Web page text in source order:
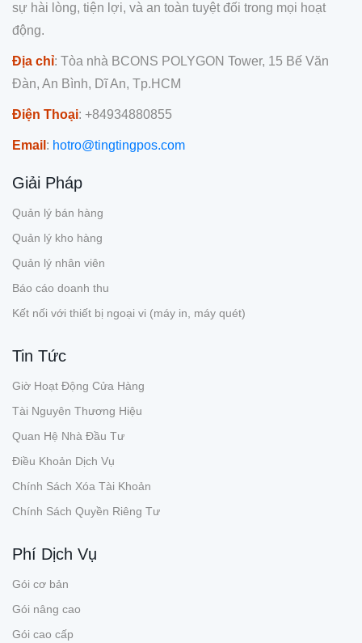
sự hài lòng, tiện lợi, và an toàn tuyệt đối trong mọi hoạt
động.
Địa chỉ: Tòa nhà BCONS POLYGON Tower, 15 Bế Văn
Đàn, An Bình, Dĩ An, Tp.HCM
Điện Thoại: +84934880855
Email : hotro@tingtingpos.com
Giải Pháp
Quản lý bán hàng
Quản lý kho hàng
Quản lý nhân viên
Báo cáo doanh thu
Kết nối với thiết bị ngoại vi (máy in, máy quét)
Tin Tức
Giờ Hoạt Động Cửa Hàng
Tài Nguyên Thương Hiệu
Quan Hệ Nhà Đầu Tư
Điều Khoản Dịch Vụ
Chính Sách Xóa Tài Khoản
Chính Sách Quyền Riêng Tư
Phí Dịch Vụ
Gói cơ bản
Gói nâng cao
Gói cao cấp